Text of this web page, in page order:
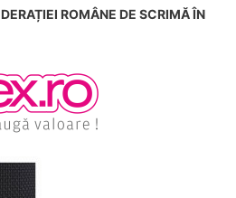
ROMÂNE DE SCRIMĂ ÎN